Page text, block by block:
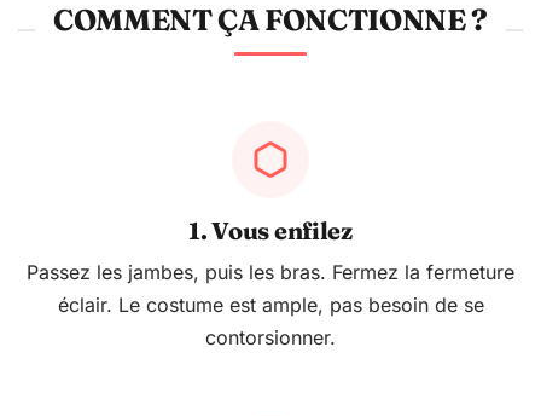
COMMENT ÇA FONCTIONNE ?
1. Vous enfilez
Passez les jambes, puis les bras. Fermez la fermeture
éclair. Le costume est ample, pas besoin de se
contorsionner.